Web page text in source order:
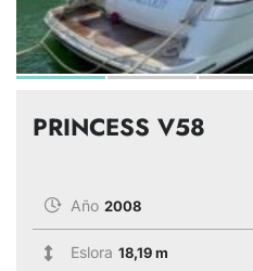
PRINCESS V58
Año 2008
Eslora 18,19 m